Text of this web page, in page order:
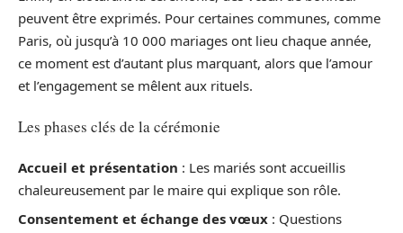
peuvent être exprimés. Pour certaines communes, comme
Paris, où jusqu’à 10 000 mariages ont lieu chaque année,
ce moment est d’autant plus marquant, alors que l’amour
et l’engagement se mêlent aux rituels.
Les phases clés de la cérémonie
Accueil et présentation : Les mariés sont accueillis
chaleureusement par le maire qui explique son rôle.
Consentement et échange des vœux : Questions